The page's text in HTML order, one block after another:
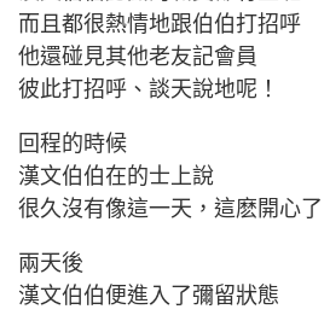
而且都很熱情地跟伯伯打招呼
他還碰見其他老友記會員
彼此打招呼、談天說地呢！
回程的時候
漢文伯伯在的士上說
很久沒有像這一天，這麽開心了
兩天後
漢文伯伯便進入了彌留狀態